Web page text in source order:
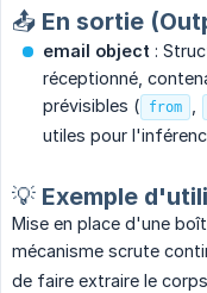
📤 En sortie
email object :
réceptionné,
prévisibles ( from
utiles pour
💡 Exemple
Mise en place d'une
mécanisme scrute
de faire extraire le